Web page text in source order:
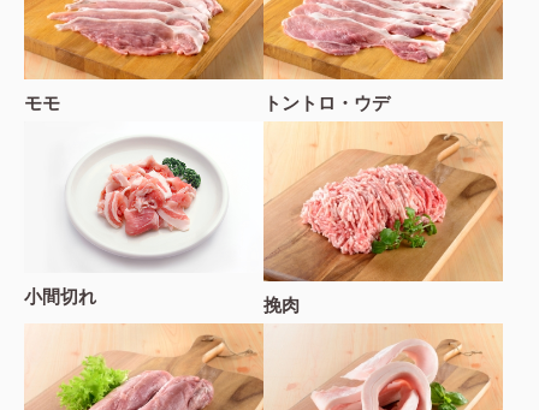
モモ トントロ・ウデ
小間切れ 挽肉